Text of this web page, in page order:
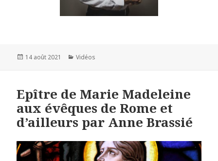
Publié
14 août 2021 Catégories
Vidéos
Epître de Marie Madeleine
aux évêques de Rome et
d’ailleurs par Anne Brassié